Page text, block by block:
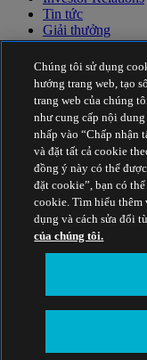
Tin tức
Giải thưởng
Sự kiện
Tính bền vững
Tính bền vững
Trách nhiệm xã
Lượng khí thải
Project Humanity
Earthion
Chính Sách Quyền
Chính sách cookie
Thông báo pháp lý
Cài đặt cookie
Việt Nam - Việt Ngữ
Chúng tôi sử dụng
hướng trang web, tạo
trang web của chúng
như cung cấp nội
nhấp vào “Chấp nhận
và đặt tất cả cookie
đồng ý này có thể
đặt cookie”, bạn có
cookie. Tìm hiểu
dụng và cách sửa đổi
của chúng tôi.